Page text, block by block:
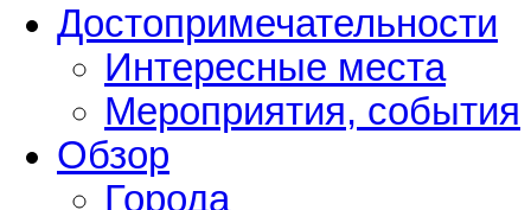
Достопримечательности
Интересные места
Мероприятия, события
Обзор
Города